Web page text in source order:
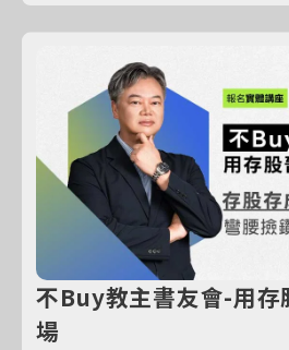
不Buy教主書友會-用存
場